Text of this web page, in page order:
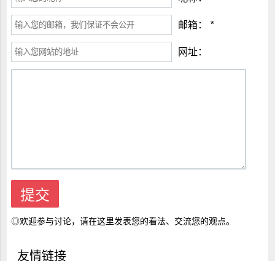
邮箱： *
网址：
◎欢迎参与讨论，请在这里发表您的看法、交流您的观点。
友情链接